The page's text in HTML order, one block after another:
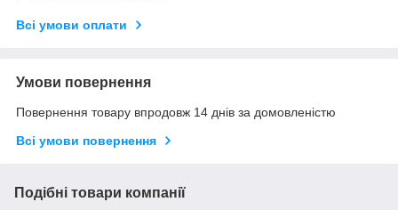
Всі умови оплати
Умови повернення
Повернення товару впродовж 14 днів за домовленістю
Всі умови повернення
Подібні товари компанії